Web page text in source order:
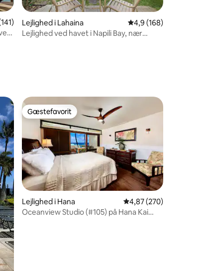
af 5 i gennemsnitlig bedømmelse, 141 omtaler
Lejlighed i Lahaina 4,9 ud af 5 i
4,9 (168)
Lejlighed ved havet i Napili Bay, nær
Gæstefavorit
Gæstefavorit
Lejlighed i Hana 4,87 ud af 5 i
4,87 (270)
Oceanview Studio (#105) på Hana Kai